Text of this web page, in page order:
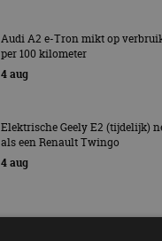
Audi A2 e-Tron mikt op
per 100 kilometer
4 aug
Elektrische Geely E2 (tijdelijk)
als een Renault Twingo
4 aug